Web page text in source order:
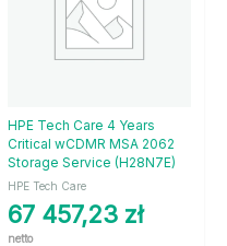
HPE Tech Care 4 Years
Critical wCDMR MSA 2062
Storage Service (H28N7E)
HPE Tech Care
67 457,23 zł
netto